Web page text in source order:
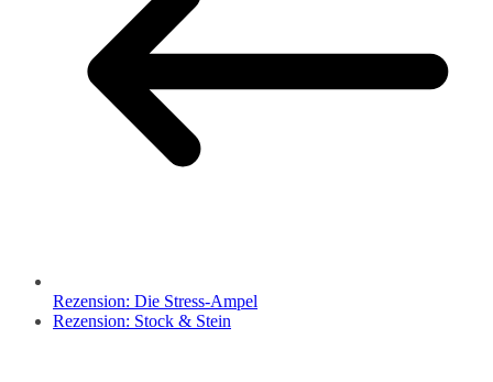
Rezension: Die Stress-Ampel
Rezension: Stock & Stein